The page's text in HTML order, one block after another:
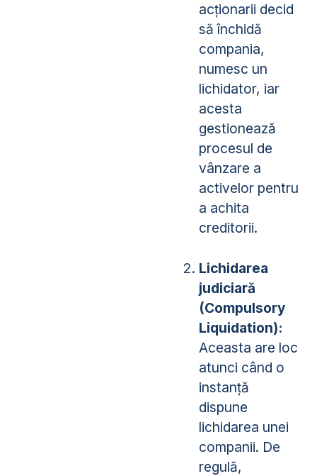
acționarii decid
să închidă
compania,
numesc un
lichidator, iar
acesta
gestionează
procesul de
vânzare a
activelor pentru
a achita
creditorii.
Lichidarea
judiciară
(Compulsory
Liquidation):
Aceasta are loc
atunci când o
instanță
dispune
lichidarea unei
companii. De
regulă,